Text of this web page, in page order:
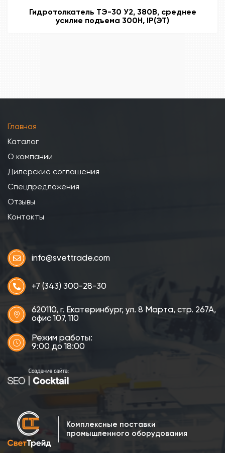
Гидротолкатель ТЭ-30 У2, 380В, среднее
усилие подъема 300Н, IP(ЭТ)
Комплексные поставки
промышленного оборудования
Главная
Каталог
О компании
Дилерские соглашения
Спецпредложения
Отзывы
Контакты
info@svettrade.com
+7 (343) 300-28-30
620110, г. Екатеринбург, ул. 8 Марта, стр. 267А,
офис 107, 110
Режим работы:
9:00 до 18:00